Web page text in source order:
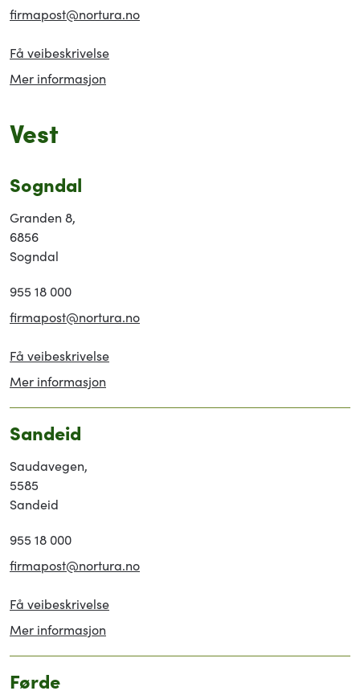
firmapost@nortura.no
Få veibeskrivelse
Mer informasjon
Vest
Sogndal
Granden 8,
6856
Sogndal
955 18 000
firmapost@nortura.no
Få veibeskrivelse
Mer informasjon
Sandeid
Saudavegen,
5585
Sandeid
955 18 000
firmapost@nortura.no
Få veibeskrivelse
Mer informasjon
Førde